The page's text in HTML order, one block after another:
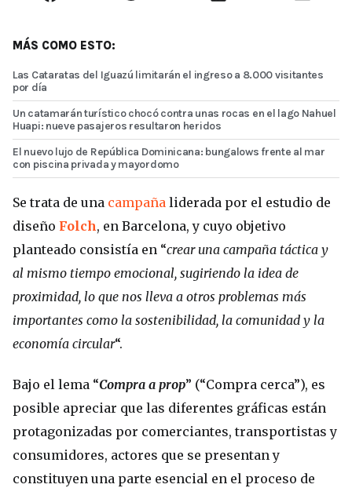
MÁS COMO ESTO:
Las Cataratas del Iguazú limitarán el ingreso a 8.000 visitantes
por día
Un catamarán turístico chocó contra unas rocas en el lago Nahuel
Huapi: nueve pasajeros resultaron heridos
El nuevo lujo de República Dominicana: bungalows frente al mar
con piscina privada y mayordomo
Se trata de una campaña liderada por el estudio de
diseño Folch, en Barcelona, y cuyo objetivo
planteado consistía en “crear una campaña táctica y
al mismo tiempo emocional, sugiriendo la idea de
proximidad, lo que nos lleva a otros problemas más
importantes como la sostenibilidad, la comunidad y la
economía circular“.
Bajo el lema “Compra a prop” (“Compra cerca”), es
posible apreciar que las diferentes gráficas están
protagonizadas por comerciantes, transportistas y
consumidores, actores que se presentan y
constituyen una parte esencial en el proceso de